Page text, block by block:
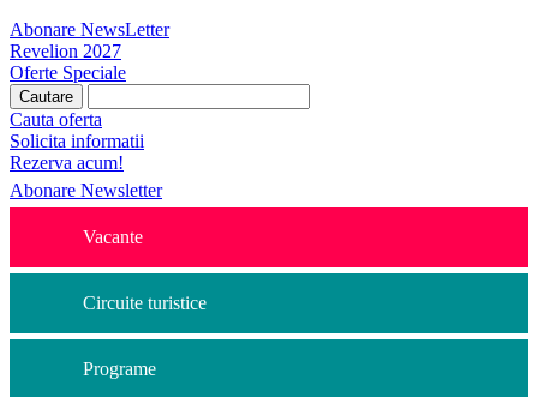
Abonare NewsLetter
Revelion 2027
Oferte Speciale
Cauta oferta
Solicita informatii
Rezerva acum!
Abonare Newsletter
Vacante
Circuite turistice
Programe